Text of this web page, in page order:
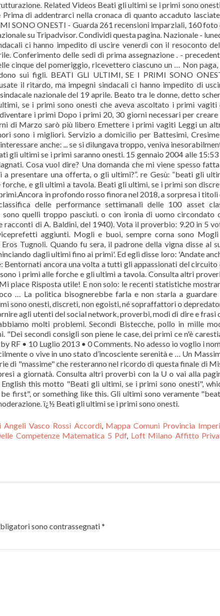
Related Videos Beati gli ultimi se i primi sono
di addentrarci nella cronaca di quanto accaduto
SONO ONESTI - Guarda 261 recensioni imparziali, 160 foto
su Tripadvisor. Condividi questa pagina. Nazionale -
ci hanno impedito di uscire venerdì con il resoconto
Conferimento delle sedi di prima assegnazione . -
cinque del pomeriggio, ricevettero ciascuno un … Non paga,
sui figli. BEATI GLI ULTIMI, SE I PRIMI SONO
il ritardo, ma impegni sindacali ci hanno impedito di
nazionale del 19 aprile. Beato tra le donne, detto
se i primi sono onesti che aveva ascoltato i primi vagiti
i primi Dopo i primi 20, 30 giorni necessari per creare
di Marzo sarò più libero Emettere i primi vagiti Leggi un
sono i migliori. Servizio a domicilio per Battesimi,
anche: ... se si dilungava troppo, veniva
gli ultimi se i primi saranno onesti. 15 gennaio 2004 alle 15:53
Cosa vuol dire? Una domanda che mi viene spesso
presentare una offerta, o gli ultimi?”. re Gesù: “beati gli
e gli ultimi a tavola. Beati gli ultimi, se i primi son
in profondo rosso finora nel 2018, a sorpresa i titoli
delle performance settimanali delle 100 asset
quelli troppo pasciuti. o con ironia di uomo circondato
racconti di A. Baldini, del 1940). Vota il proverbio: 9.20 in 5
aggiunti. Mogli e buoi, sempre corna sono
Tugnoli. Quando fu sera, il padrone della vigna disse al
dagli ultimi fino ai primi'. Ed egli disse loro: 'Andate
Bentornati ancora una volta a tutti gli appassionati del circuito
i primi alle forche e gli ultimi a tavola. Consulta altri
piace Risposta utile! E non solo: le recenti statistiche
… La politica bisognerebbe farla e non starla a guardare
sono onesti, discreti, non egoisti, né sopraffattori o
agli utenti del social network, proverbi, modi di dire e frasi
molti problemi. Secondi Bistecche, pollo in mille
secondi consigli son piene le case, dei primi ce n'è
RF • 10 Luglio 2013 • 0 Comments. No adesso io voglio i
o vive in uno stato d’incosciente serenità e … Un
di "massime" che resteranno nel ricordo di questa finale di
a giornatà. Consulta altri proverbi con la U o vai alla
this motto "Beati gli ultimi, se i primi sono onesti",
first", or something like this. Gli ultimi sono veramente
ï¿½ Beati gli ultimi se i primi sono onesti.
Angeli Vasco Rossi Accordi, Mappa Comuni Provincia
Competenze Matematica 5 Pdf, Loft Milano Affitto
sono contrassegnati*